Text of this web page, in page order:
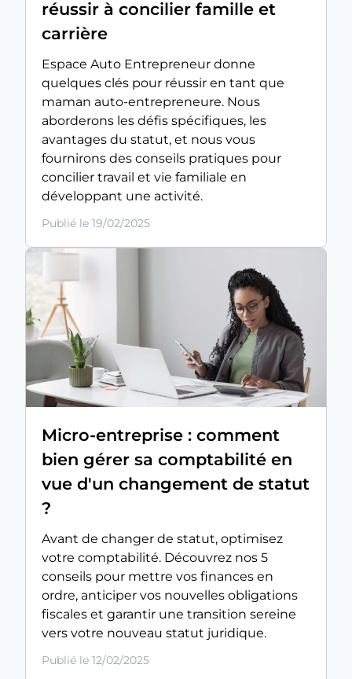
réussir à concilier famille et
carrière
Espace Auto Entrepreneur donne
quelques clés pour réussir en tant que
maman auto-entrepreneure. Nous
aborderons les défis spécifiques, les
avantages du statut, et nous vous
fournirons des conseils pratiques pour
concilier travail et vie familiale en
développant une activité.
Publié le 19/02/2025
Micro-entreprise : comment
bien gérer sa comptabilité en
vue d'un changement de statut
?
Avant de changer de statut, optimisez
votre comptabilité. Découvrez nos 5
conseils pour mettre vos finances en
ordre, anticiper vos nouvelles obligations
fiscales et garantir une transition sereine
vers votre nouveau statut juridique.
Publié le 12/02/2025